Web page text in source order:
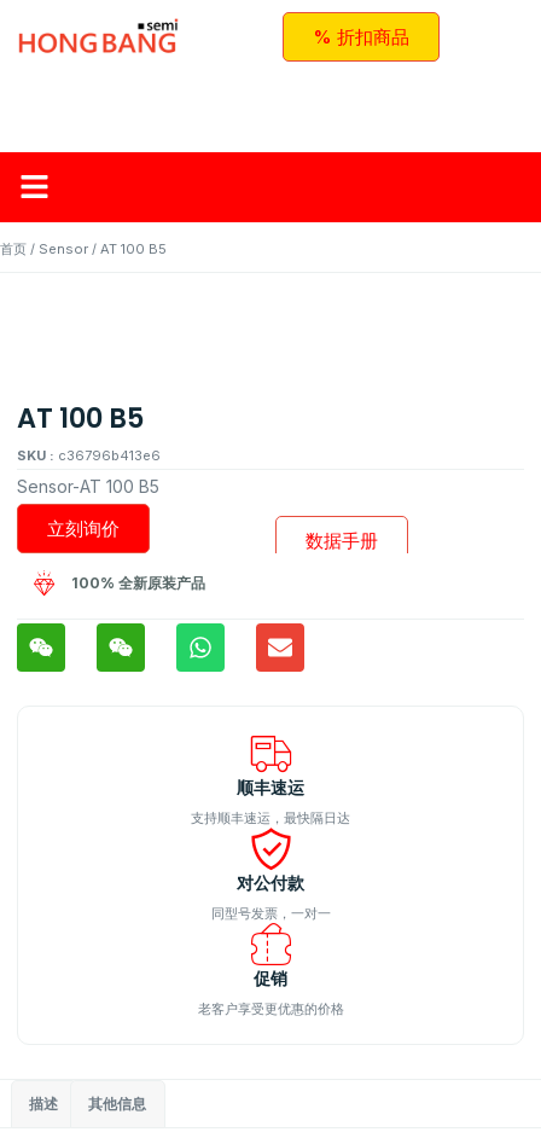
% 折扣商品
首页 / Sensor / AT 100 B5
AT 100 B5
SKU : c36796b413e6
Sensor-AT 100 B5
数据手册
立刻询价
100% 全新原装产品
顺丰速运
支持顺丰速运，最快隔日达
对公付款
同型号发票，一对一
促销
老客户享受更优惠的价格
描述 其他信息